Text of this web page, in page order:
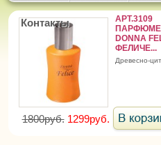
Контакты
АРТ.3109
DONNA
ФЕЛИЧЕ...
древесно-
1800руб. 1299руб.